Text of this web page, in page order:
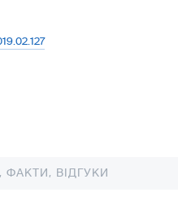
ФАКТИ, ВІДГУКИ